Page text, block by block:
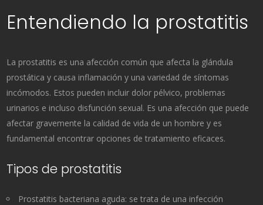
Entendiendo la prostatitis
La prostatitis es una afección común que afecta la glándula
prostática y causa inflamación y una variedad de síntomas
incómodos. Estos pueden incluir dolor pélvico, problemas
urinarios e incluso disfunción sexual. Es una afección que puede
afectar gravemente la calidad de vida de un hombre y es
fundamental encontrar opciones de tratamiento eficaces.
Tipos de prostatitis
Prostatitis bacteriana aguda: se trata de una infección